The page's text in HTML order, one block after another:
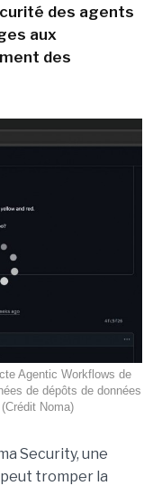
des agents
aux
des
Agentic Workflows de
de dépôts de données
Noma)
Security, une
tromper la